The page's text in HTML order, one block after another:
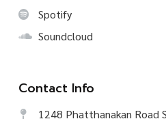
Spotify
Soundcloud
Contact Info
1248 Phatthanakan Road